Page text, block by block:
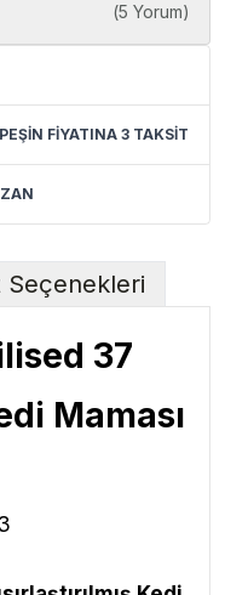
(5 Yorum)
FİYATINA 3 TAKSİT
Seçenekleri
37
Maması